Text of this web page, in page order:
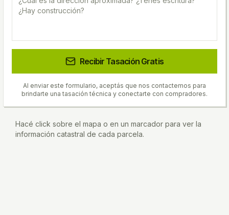
Recibir Tasación Gratis
Al enviar este formulario, aceptás que nos contactemos para
brindarte una tasación técnica y conectarte con compradores.
Hacé click sobre el mapa o en un marcador para ver la
información catastral de cada parcela.